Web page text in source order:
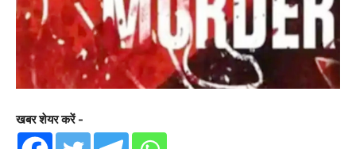
खबर शेयर करें -